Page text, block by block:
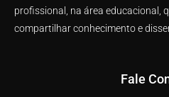
profissional, na área educacional,
compartilhar conhecimento e
Fale